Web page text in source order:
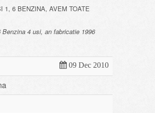
1, 6 BENZINA, AVEM TOATE
4 usi, an fabricatie 1996
09 Dec 2010